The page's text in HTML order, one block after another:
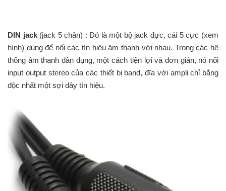
DIN jack(jack 5 chân) : Đó là một bộ jack đực, cái 5 cực (xem
hình) dùng để nối các tín hiệu âm thanh với nhau. Trong các hệ
thống âm thanh dân dụng, một cách tiện lợi và đơn giản, nó nối
input output stereo của các thiết bị band, đĩa với ampli chỉ bằng
độc nhất một sợi dây tín hiệu.